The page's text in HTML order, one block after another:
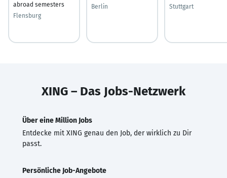
abroad semesters
Flensburg
Berlin
Stuttgart
XING – Das Jobs-Netzwerk
Über eine Million Jobs
Entdecke mit XING genau den Job, der wirklich zu Dir
passt.
Persönliche Job-Angebote